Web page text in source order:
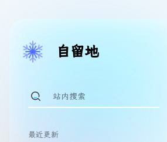
自留地
最近更新